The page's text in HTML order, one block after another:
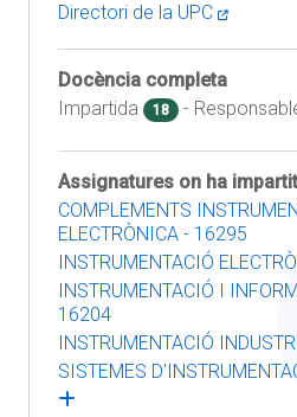
Directori de la UPC
Docència completa
Impartida
18 -
Assignatures on ha
COMPLEMENTS
ELECTRÒNICA - 16295
INSTRUMENTACIÓ
INSTRUMENTACIÓ I
16204
INSTRUMENTACIÓ
SISTEMES